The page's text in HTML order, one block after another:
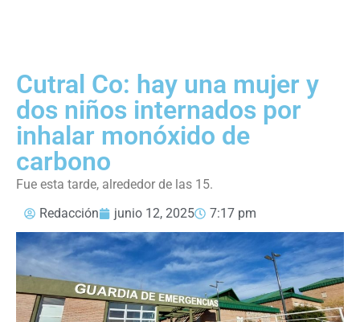
Cutral Co: hay una mujer y
dos niños internados por
inhalar monóxido de
carbono
Fue esta tarde, alrededor de las 15.
Redacción
junio 12, 2025 7:17 pm